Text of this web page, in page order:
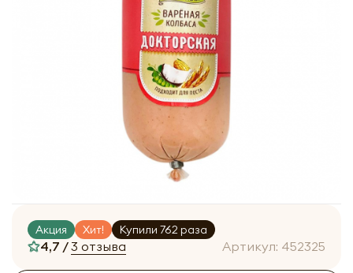
Акция Хит! Купили 762 раза
4,7 /3 отзыва Артикул: 452325